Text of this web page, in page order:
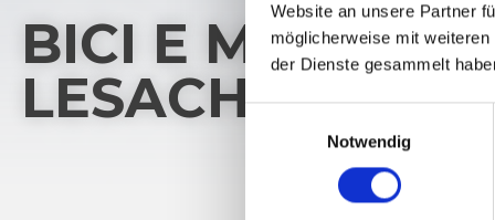
Website an unsere Partner
möglicherweise mit
der Dienste gesammelt
E
Notwendig
BICI E
LESACHTAL